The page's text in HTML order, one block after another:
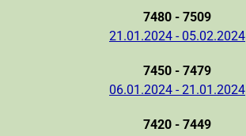
7480 - 7509
21.01.2024 - 05.02.2024
7450 - 7479
06.01.2024 - 21.01.2024
7420 - 7449